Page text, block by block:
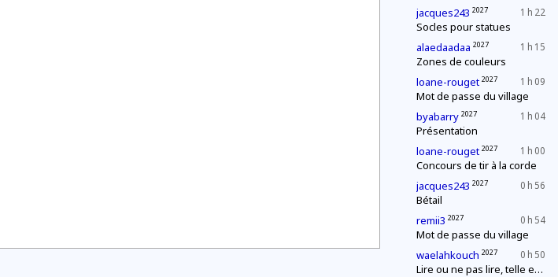
1 h 22
jacques243 2027
Socles pour statues
1 h 15
alaedaadaa 2027
Zones de couleurs
1 h 09
loane-rouget 2027
Mot de passe du village
1 h 04
byabarry 2027
Présentation
1 h 00
loane-rouget 2027
Concours de tir à la corde
0 h 56
jacques243 2027
Bétail
0 h 54
remii3 2027
Mot de passe du village
0 h 50
waelahkouch 2027
Lire ou ne pas lire, telle est la question